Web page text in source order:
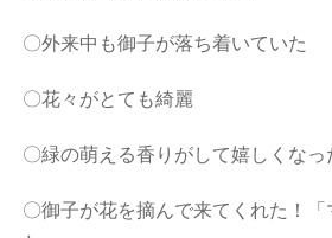
〇外来中も御子が落ち着いていた
〇花々がとても綺麗
〇緑の萌える香りがして嬉しくなっ
〇御子が花を摘んで来てくれた！